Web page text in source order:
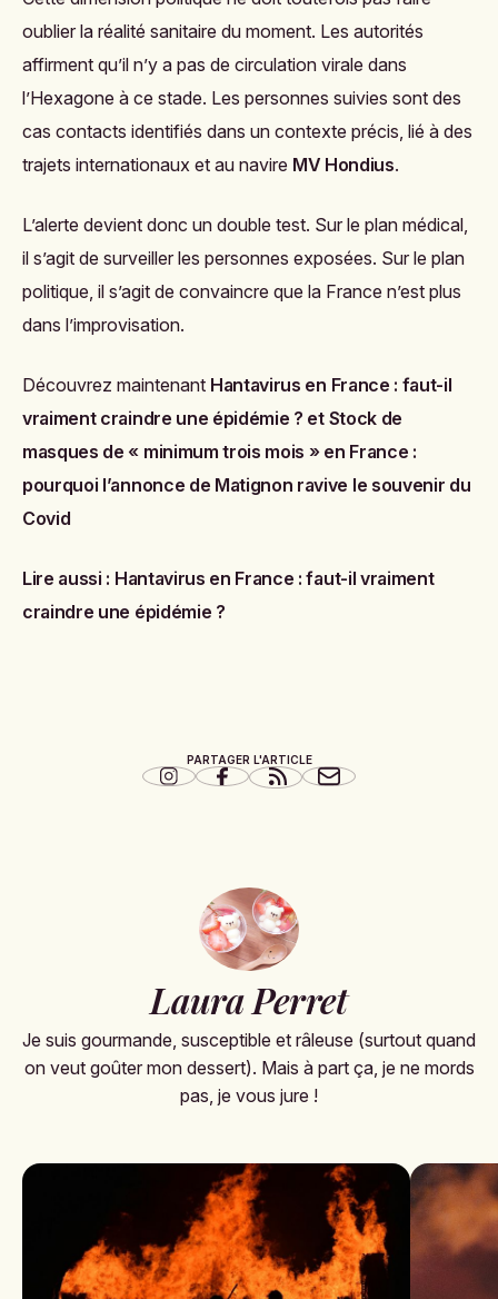
oublier la réalité sanitaire du moment. Les autorités
affirment qu’il n’y a pas de circulation virale dans
l’Hexagone à ce stade. Les personnes suivies sont des
cas contacts identifiés dans un contexte précis, lié à des
trajets internationaux et au navire MV Hondius.
L’alerte devient donc un double test. Sur le plan médical,
il s’agit de surveiller les personnes exposées. Sur le plan
politique, il s’agit de convaincre que la France n’est plus
dans l’improvisation.
Découvrez maintenant Hantavirus en France : faut-il
vraiment craindre une épidémie ? et Stock de
masques de « minimum trois mois » en France :
pourquoi l’annonce de Matignon ravive le souvenir du
Covid
Lire aussi : Hantavirus en France : faut-il vraiment
craindre une épidémie ?
PARTAGER L'ARTICLE
Laura Perret
Je suis gourmande, susceptible et râleuse (surtout quand
on veut goûter mon dessert). Mais à part ça, je ne mords
pas, je vous jure !